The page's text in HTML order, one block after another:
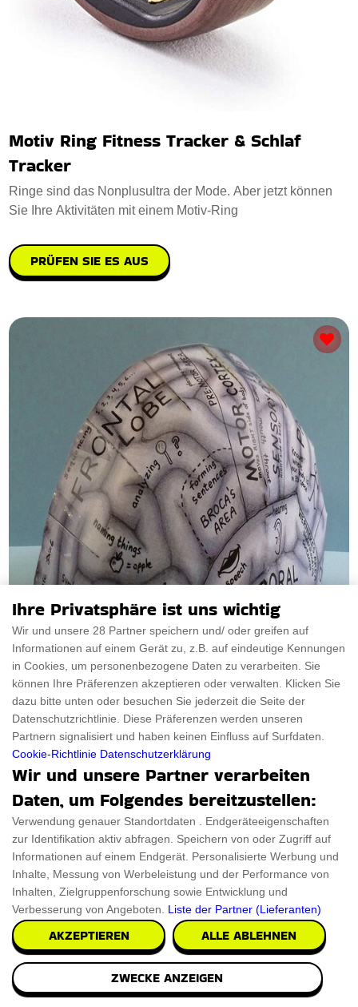
Motiv Ring Fitness Tracker & Schlaf
Tracker
Ringe sind das Nonplusultra der Mode. Aber jetzt können
Sie Ihre Aktivitäten mit einem Motiv-Ring
PRÜFEN SIE ES AUS
Gehirn Hut
Zeigen Sie bei verschiedenen Anlässen Ihren Stil mit einem
Brain Hat. Dieser Hut ist in leuchtenden
PRÜFEN SIE ES AUS
Ihre Privatsphäre ist uns wichtig
Wir und unsere 28 Partner speichern und/ oder greifen auf
Informationen auf einem Gerät zu, z.B. auf eindeutige Kennungen
in Cookies, um personenbezogene Daten zu verarbeiten. Sie
können Ihre Präferenzen akzeptieren oder verwalten. Klicken Sie
dazu bitte unten oder besuchen Sie jederzeit die Seite der
Datenschutzrichtlinie. Diese Präferenzen werden unseren
Partnern signalisiert und haben keinen Einfluss auf Surfdaten.
Cookie-Richtlinie Datenschutzerklärung
Wir und unsere Partner verarbeiten
Daten, um Folgendes bereitzustellen:
Verwendung genauer Standortdaten . Endgeräteeigenschaften
zur Identifikation aktiv abfragen. Speichern von oder Zugriff auf
Informationen auf einem Endgerät. Personalisierte Werbung und
Inhalte, Messung von Werbeleistung und der Performance von
Inhalten, Zielgruppenforschung sowie Entwicklung und
Verbesserung von Angeboten. Liste der Partner (Lieferanten)
AKZEPTIEREN ALLE ABLEHNEN
ZWECKE ANZEIGEN